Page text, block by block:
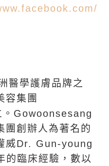
醫學護膚品牌之
容集團
Gowoonsesang
團創辦人為著名的
威Dr. Gun-young
的臨床經驗，數以